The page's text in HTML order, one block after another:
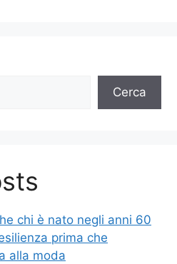
Cerca
chi è nato negli anni 60
prima che
alla moda